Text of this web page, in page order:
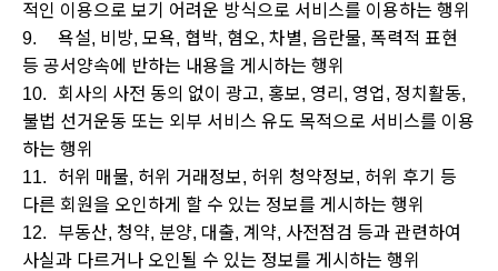
적인 이용으로 보기 어려운 방식으로 서비스를 이용하는 행위
9.
욕설, 비방, 모욕, 협박, 혐오, 차별, 음란물, 폭력적 표현
등 공서양속에 반하는 내용을 게시하는 행위
10.
회사의 사전 동의 없이 광고, 홍보, 영리, 영업, 정치활동,
불법 선거운동 또는 외부 서비스 유도 목적으로 서비스를 이용
하는 행위
11.
허위 매물, 허위 거래정보, 허위 청약정보, 허위 후기 등
다른 회원을 오인하게 할 수 있는 정보를 게시하는 행위
12.
부동산, 청약, 분양, 대출, 계약, 사전점검 등과 관련하여
사실과 다르거나 오인될 수 있는 정보를 게시하는 행위